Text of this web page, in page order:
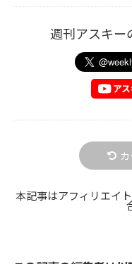
週刊アスキー
本記事はアフィリエイ